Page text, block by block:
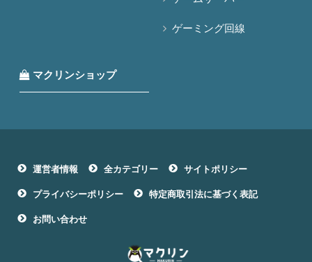
ゲーミング回線
マクリンショップ
運営者情報 全カテゴリー サイトポリシー
プライバシーポリシー 特定商取引法に基づく表記
お問い合わせ